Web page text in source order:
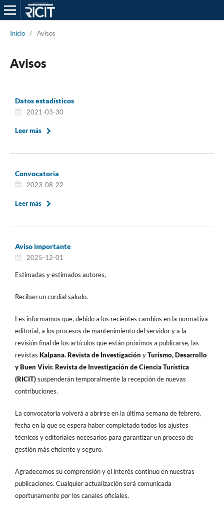
Inicio / Avisos
Avisos
Datos estadísticos
2021-03-30
Leer más
Convocatoria
2023-08-22
Leer más
Aviso importante
2025-12-01
Estimadas y estimados autores,
Reciban un cordial saludo.
Les informamos que, debido a los recientes cambios en la normativa
editorial, a los procesos de mantenimiento del servidor y a la
revisión final de los artículos que están próximos a publicarse, las
revistas Kalpana. Revista de Investigación yTurismo, Desarrollo
y Buen Vivir. Revista de Investigación de Ciencia Turística
(RICIT)suspenderán temporalmente la recepción de nuevas
contribuciones.
La convocatoria volverá a abrirse en la última semana de febrero,
fecha en la que se espera haber completado todos los ajustes
técnicos y editoriales necesarios para garantizar un proceso de
gestión más eficiente y seguro.
Agradecemos su comprensión y el interés continuo en nuestras
publicaciones. Cualquier actualización será comunicada
oportunamente por los canales oficiales.